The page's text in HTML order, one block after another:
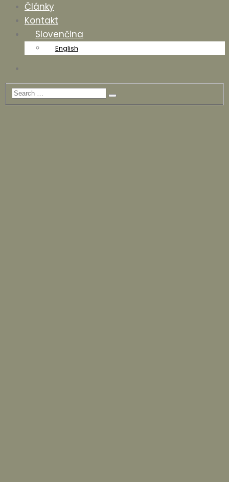
Články
Kontakt
Slovenčina
English